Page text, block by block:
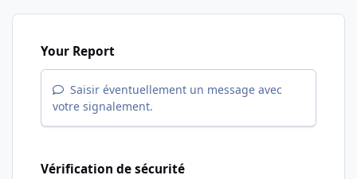
Your Report
Saisir éventuellement un message avec
votre signalement.
Vérification de sécurité